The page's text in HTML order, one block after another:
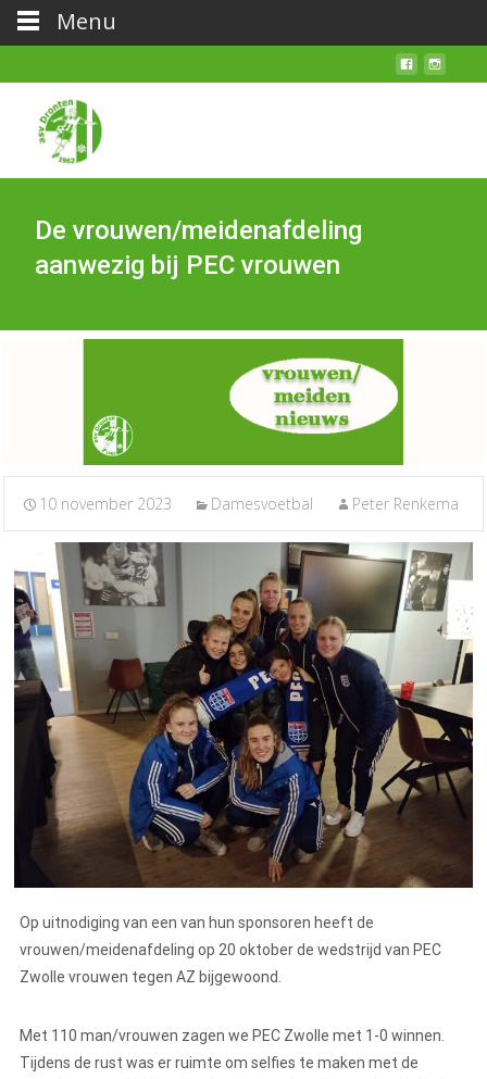
De vrouwen/meidenafdeling
aanwezig bij PEC vrouwen
10 november 2023 Damesvoetbal Peter Renkema
Op uitnodiging van een van hun sponsoren heeft de
vrouwen/meidenafdeling op 20 oktober de wedstrijd van PEC
Zwolle vrouwen tegen AZ bijgewoond.
Met 110 man/vrouwen zagen we PEC Zwolle met 1-0 winnen.
Tijdens de rust was er ruimte om selfies te maken met de
Menu